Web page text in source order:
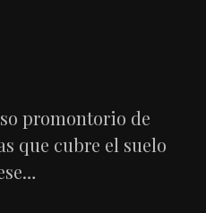
promontorio de
que cubre el suelo